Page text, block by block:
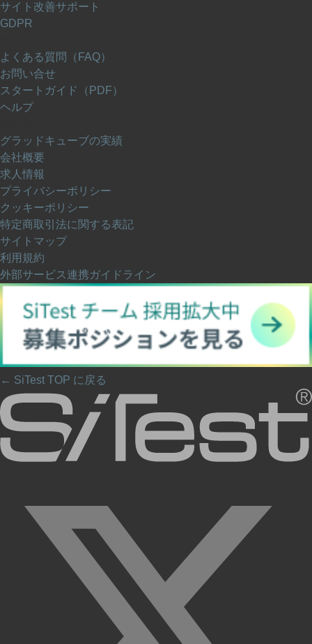
サイト改善サポート
GDPR
よくある質問（FAQ）
お問い合せ
スタートガイド（PDF）
ヘルプ
グラッドキューブの実績
会社概要
求人情報
プライバシーポリシー
クッキーポリシー
特定商取引法に関する表記
サイトマップ
利用規約
外部サービス連携ガイドライン
← SiTest TOP に戻る